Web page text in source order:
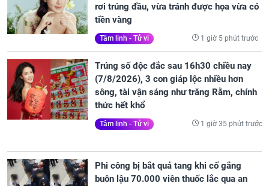
rơi trúng đầu, vừa tránh được họa vừa có
tiền vàng
Tâm linh - Tử vi 1 giờ 5 phút trước
Trúng số độc đắc sau 16h30 chiều nay
(7/8/2026), 3 con giáp lộc nhiều hơn
sông, tài vận sáng như trăng Rằm, chính
thức hết khổ
Tâm linh - Tử vi 1 giờ 35 phút trước
Phi công bị bắt quả tang khi cố gắng
buôn lậu 70.000 viên thuốc lắc qua an